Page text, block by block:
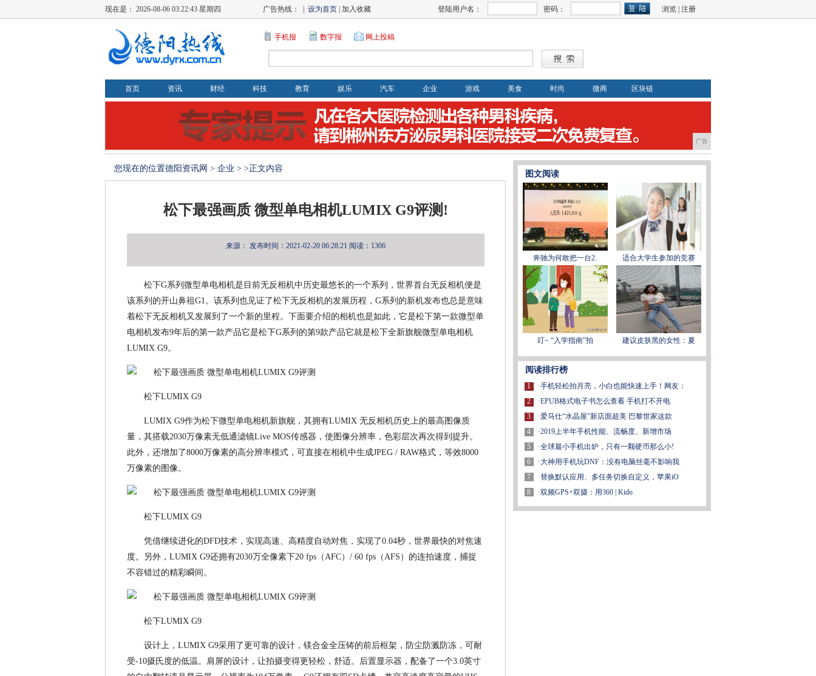
现在是： 2026-08-06 03:22:44 星期四 广告热线： | 设为首页 | 加入收藏 登陆用户名： 密码： 浏览 注册
手机报 数字报 网上投稿
首页 资讯 财经 科技 教育 娱乐 汽车 企业 游戏 美食 时尚 微商 区块链
广告
您现在的位置德阳资讯网 > 企业 > >正文内容
松下最强画质 微型单电相机LUMIX G9评测!
来源： 发布时间：2021-02-20 06:28:21 阅读：1306
松下G系列微型单电相机是目前无反相机中历史最悠长的一个系列，世界首台无反相机便是
该系列的开山鼻祖G1。该系列也见证了松下无反相机的发展历程，G系列的新机发布也总是意味
着松下无反相机又发展到了一个新的里程。下面要介绍的相机也是如此，它是松下第一款微型单
电相机发布9年后的第一款产品它是松下G系列的第9款产品它就是松下全新旗舰微型单电相机
LUMIX G9。
松下LUMIX G9
LUMIX G9作为松下微型单电相机新旗舰，其拥有LUMIX 无反相机历史上的最高图像质
量，其搭载2030万像素无低通滤镜Live MOS传感器，使图像分辨率，色彩层次再次得到提升。
此外，还增加了8000万像素的高分辨率模式，可直接在相机中生成JPEG / RAW格式，等效8000
万像素的图像。
松下LUMIX G9
凭借继续进化的DFD技术，实现高速、高精度自动对焦，实现了0.04秒，世界最快的对焦速
度。另外，LUMIX G9还拥有2030万全像素下20 fps（AFC）/ 60 fps（AFS）的连拍速度，捕捉
不容错过的精彩瞬间。
松下LUMIX G9
设计上，LUMIX G9采用了更可靠的设计，镁合金全压铸的前后框架，防尘防溅防冻，可耐
受-10摄氏度的低温。肩屏的设计，让拍摄变得更轻松，舒适。后置显示器，配备了一个3.0英寸
图文阅读
奔驰为何敢把一台2. 适合大学生参加的竞赛
叮~ “入学指南”拍 建议皮肤黑的女性：夏
阅读排行榜
1
2
3
4
5
6
7
8
·手机轻松拍月亮，小白也能快速上手！网友：
·EPUB格式电子书怎么查看 手机打不开电
·爱马仕“水晶屋”新店面超美 巴黎世家这款
·2019上半年手机性能、流畅度、新增市场
·全球最小手机出炉，只有一颗硬币那么小!
·大神用手机玩DNF：没有电脑丝毫不影响我
·替换默认应用、多任务切换自定义，苹果iO
·双频GPS+双摄：用360 | Kido